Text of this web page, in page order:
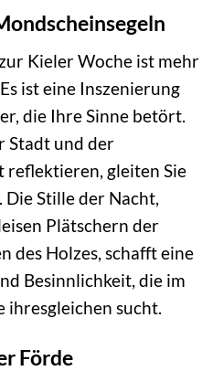
Kieler Woche ist mehr
ist eine Inszenierung
die Ihre Sinne betört.
Stadt und der
reflektieren, gleiten Sie
Die Stille der Nacht,
Plätschern der
des Holzes, schafft eine
Besinnlichkeit, die im
ihresgleichen sucht.
Förde